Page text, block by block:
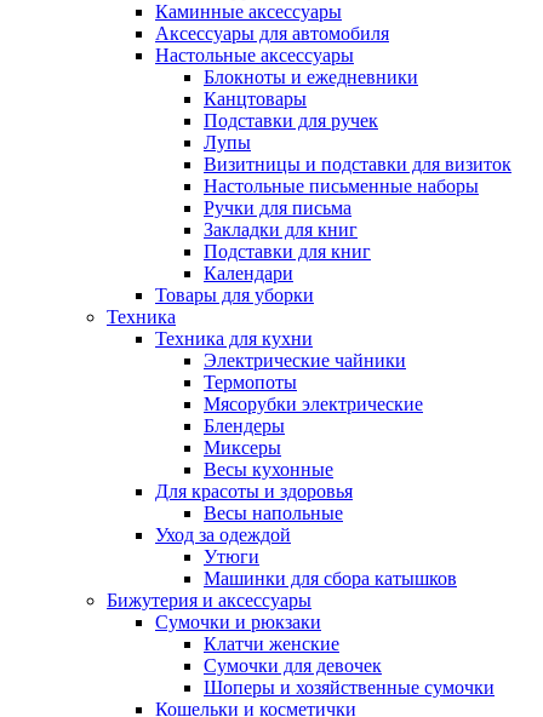
Каминные аксессуары
Аксессуары для автомобиля
Настольные аксессуары
Блокноты и ежедневники
Канцтовары
Подставки для ручек
Лупы
Визитницы и подставки для визиток
Настольные письменные наборы
Ручки для письма
Закладки для книг
Подставки для книг
Календари
Товары для уборки
Техника
Техника для кухни
Электрические чайники
Термопоты
Мясорубки электрические
Блендеры
Миксеры
Весы кухонные
Для красоты и здоровья
Весы напольные
Уход за одеждой
Утюги
Машинки для сбора катышков
Бижутерия и аксессуары
Сумочки и рюкзаки
Клатчи женские
Сумочки для девочек
Шоперы и хозяйственные сумочки
Кошельки и косметички